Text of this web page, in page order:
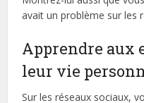
avait un problème sur les
Apprendre aux
leur vie
Sur les réseaux sociaux,